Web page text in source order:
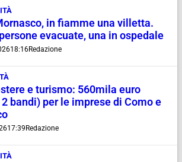
in fiamme una villetta.
evacuate, una in ospedale
18:16Redazione
e turismo: 560mila euro
bandi) per le imprese di Como e
17:39 Redazione